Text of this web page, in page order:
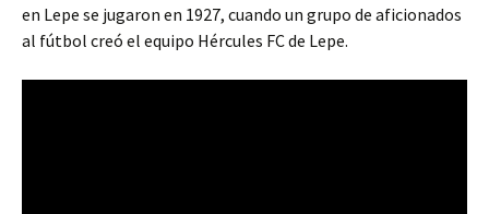
en Lepe se jugaron en 1927, cuando un grupo de aficionados
al fútbol creó el equipo Hércules FC de Lepe.